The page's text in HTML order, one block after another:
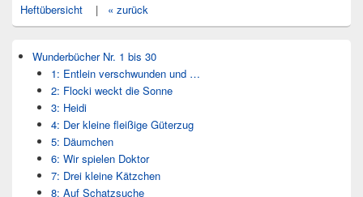
Heftübersicht | « zurück
Wunderbücher Nr. 1 bis 30
1: Entlein verschwunden und …
2: Flocki weckt die Sonne
3: Heidi
4: Der kleine fleißige Güterzug
5: Däumchen
6: Wir spielen Doktor
7: Drei kleine Kätzchen
8: Auf Schatzsuche